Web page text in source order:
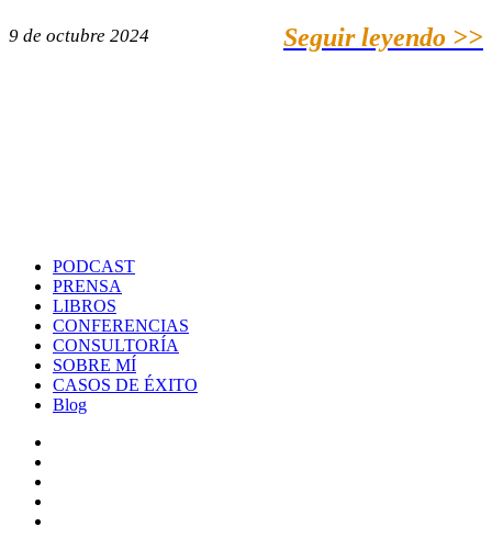
9 de octubre 2024 Seguir leyendo >>
PODCAST
PRENSA
LIBROS
CONFERENCIAS
CONSULTORÍA
SOBRE MÍ
CASOS DE ÉXITO
Blog